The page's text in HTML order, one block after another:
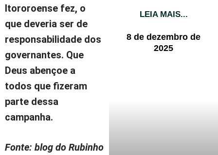
Itororoense fez, o
que deveria ser de
responsabilidade dos
governantes. Que
Deus abençoe a
todos que fizeram
parte dessa
campanha.
Fonte: blog do Rubinho
LEIA MAIS...
8 de dezembro de
2025